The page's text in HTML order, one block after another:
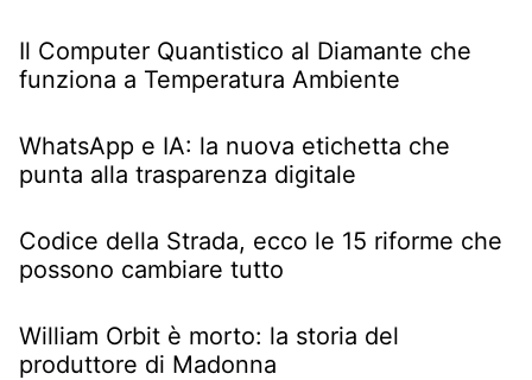
Il Computer Quantistico al Diamante che
funziona a Temperatura Ambiente
WhatsApp e IA: la nuova etichetta che
punta alla trasparenza digitale
Codice della Strada, ecco le 15 riforme che
possono cambiare tutto
William Orbit è morto: la storia del
produttore di Madonna